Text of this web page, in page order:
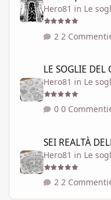
Hero81 in Le
2 Commenti
LE SOGLIE DEL
Hero81 in Le
0 Commenti
SEI REALTÀ
Hero81 in Le
2 Commenti